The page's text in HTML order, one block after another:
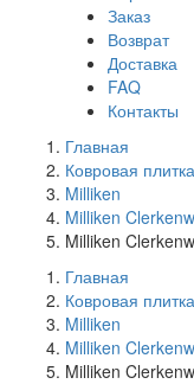
Заказ
Возврат
Доставка
FAQ
Контакты
Главная
Ковровая плитка
Milliken
Milliken
Milliken
Главная
Ковровая плитка
Milliken
Milliken
Milliken